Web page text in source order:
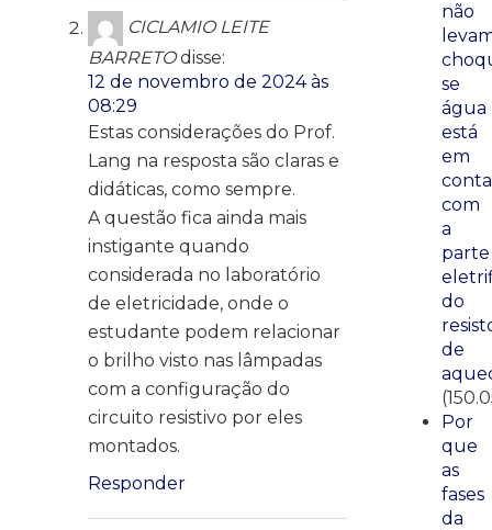
CICLAMIO LEITE
BARRETO disse:
12 de novembro de 2024 às
08:29
Estas considerações do Prof.
Lang na resposta são claras e
didáticas, como sempre.
A questão fica ainda mais
instigante quando
considerada no laboratório
de eletricidade, onde o
estudante podem relacionar
o brilho visto nas lâmpadas
com a configuração do
circuito resistivo por eles
montados.
Responder
não
se
água
está
em
com
a
parte
do
de
Por
que
as
fases
da